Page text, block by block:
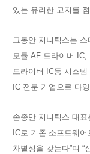
있는 유리한 고지를
그동안 지니틱스는
모듈 AF 드라이버 IC,
드라이버 IC등 시스
IC 전문 기업으로 다
손종만 지니틱스 대
IC로 기존 소프트웨
차별성을 갖는다”며